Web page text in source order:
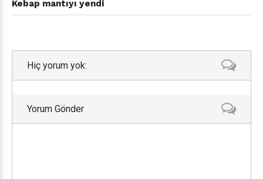
Kebap mantıyı yendi
Hiç yorum yok:
Yorum Gönder